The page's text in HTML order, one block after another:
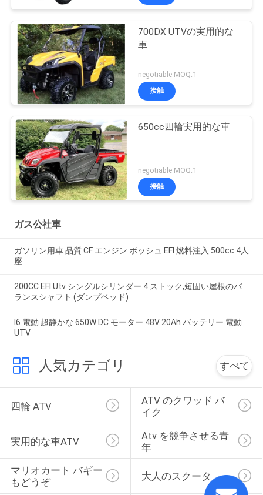
700DX UTVの実用的な
車
negotiable MOQ:1
接触
650cc四輪実用的な車
negotiable MOQ:1
接触
ガス公社車
ガソリン用車 品質 CF エンジン ボッシュ EFI 燃料注入 500cc 4人
座
200CC EFI Utv シングルシリンダー 4 ストック,短固い屋根のバ
ランスシャフト (ダンプベッド)
I6 電動 超静かな 650W DC モーター 48V 20Ah バッテリー 電動
UTV
人気カテゴリ すべて
四輪 ATV
ATV のクワッド バ
イク
実用的な車ATV
Atv を競争させる青
年
マリオカート バギー
もどうぞ
大人のスクータ